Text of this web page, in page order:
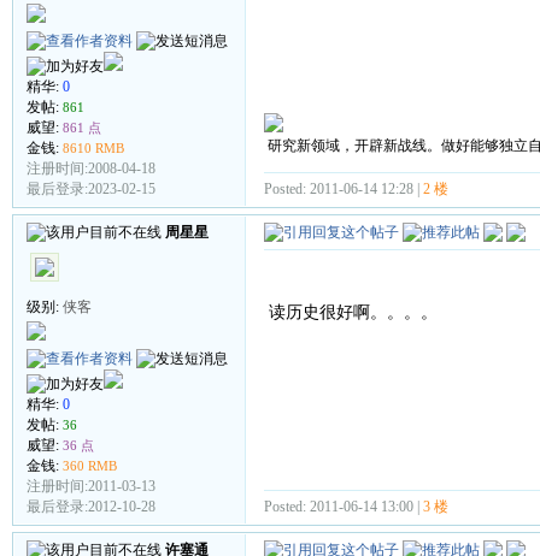
精华: 0
发帖: 861
威望: 861 点
金钱: 8610 RMB
注册时间:2008-04-18
最后登录:2023-02-15
研究新领域，开辟新战线。做好能够独立
Posted: 2011-06-14 12:28 | 2 楼
周星星
级别: 侠客
精华: 0
发帖: 36
威望: 36 点
金钱: 360 RMB
注册时间:2011-03-13
最后登录:2012-10-28
读历史很好啊。。。。
Posted: 2011-06-14 13:00 | 3 楼
许塞通